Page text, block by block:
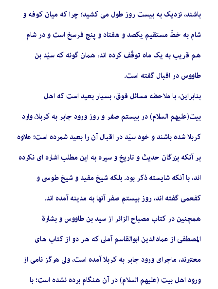
باشند، نزدیک به بیست روز طول مى‏ کشید؛ چرا که میان کوفه و
شام به خطّ مستقیم یکصد و هفتاد و پنج فرسخ است و در شام
هم قریب به یک ماه توقّف کرده ‏اند، همان‏ گونه که سیّد بن
طاووس در اقبال گفته است.
بنابراین، با ملاحظه مسائل فوق، بسیار بعید است که اهل
بیت(علیهم السلام) در بیستم صفر و روز ورود جابر به کربلا، وارد
کربلا شده باشند و خود سیّد در اقبال آن را بعید شمرده است؛ علاوه
بر آنکه بزرگان حدیث و تاریخ و سیره به این مطلب اشاره ‏اى نکرده
‏اند، با آنکه شایسته ذکر بود. بلکه شیخ مفید و شیخ طوسى و
کفعمى گفته ‏اند، روز بیستم صفر آنها به مدینه آمده ‏اند.
همچنین در کتاب مصباح الزائر از سید بن طاووس و بشارة
المصطفى از عمادالدین ابوالقاسم آملى که هر دو از کتاب‏ هاى
معتبرند، ماجراى ورود جابر به کربلا آمده است، ولى هرگز نامى از
ورود اهل بیت (علیهم السلام) در آن هنگام برده نشده است؛ با